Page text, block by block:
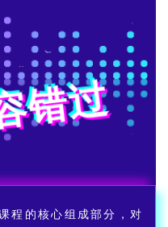
错过
程的核心组成部分，对